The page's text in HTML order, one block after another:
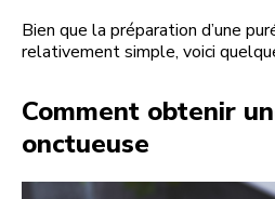
Bien que la préparation d’une
relativement simple, voici
Comment obtenir
onctueuse